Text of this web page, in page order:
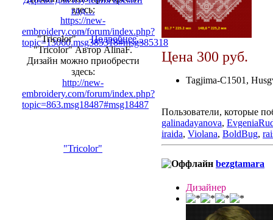
здесь:
https://new-
embroidery.com/forum/index.php?
topic=13060.msg385318#msg385318
год…
Подробнее...
"Tricolor"
"Tricolor" Автор AlinaF.
Дизайн можно приобрести
здесь:
http://new-
embroidery.com/forum/index.php?
topic=863.msg18487#msg18487
"Tricolor"
Цена 300 руб.
Tagjima-C1501,
Пользователи, которые
galinadayanova,
iraida, Violana, BoldBug,
bezgtamara
Дизайнер